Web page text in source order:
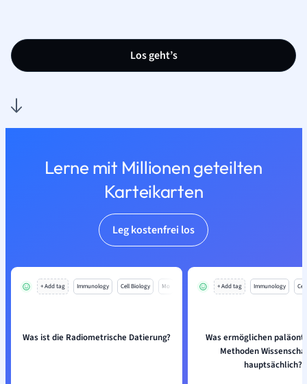
Los geht’s
Lerne mit Millionen geteilten
Karteikarten
Leg kostenfrei los
+ Add tag Immunology Cell Biology Mo
Was ist die Radiometrische Datierung?
+ Add tag Immunology
Was ermöglichen
Methoden
hauptsächlich?